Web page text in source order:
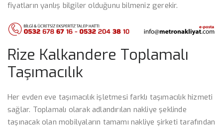
fiyatların yanlış bilgiler olduğunu bilmeniz gerekir.
Rize Kalkandere Toplamalı
Taşımacılık
Her evden eve taşımacılık işletmesi farklı taşımacılık hizmeti
sağlar. Toplamalı olarak adlandırılan nakliye şeklinde
taşınacak olan mobilyaların tamamı nakliye şirketi tarafından